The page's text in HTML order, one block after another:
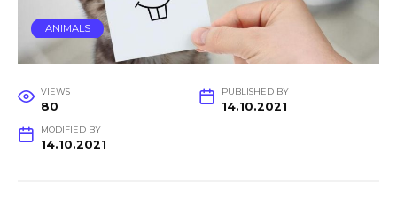
ANIMALS
VIEWS
80
PUBLISHED BY
14.10.2021
MODIFIED BY
14.10.2021